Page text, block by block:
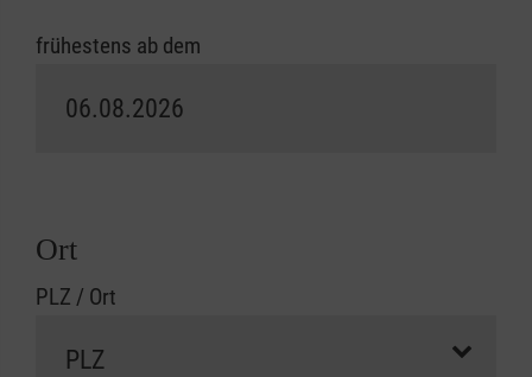
frühestens ab dem
Ort
PLZ / Ort